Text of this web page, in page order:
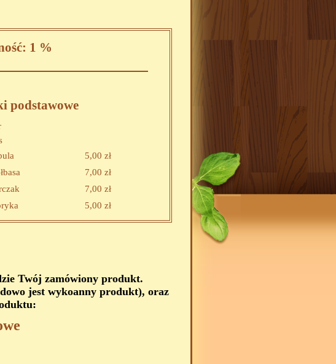
1 %
podstawowe
5,00 zł
7,00 zł
7,00 zł
5,00 zł
Twój zamówiony produkt.
jest wykoanny produkt), oraz